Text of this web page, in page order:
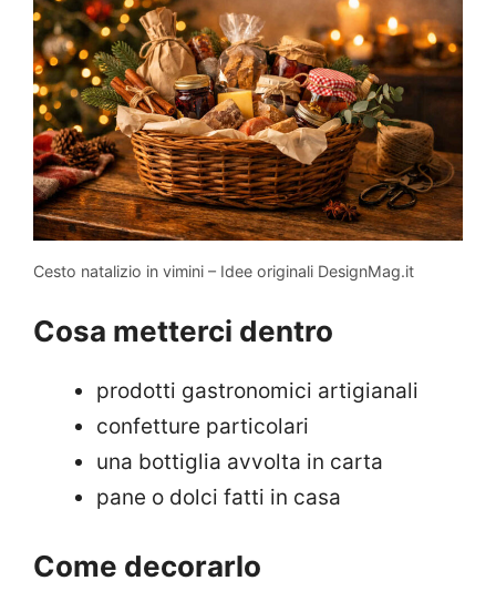
Cesto natalizio in vimini – Idee originali DesignMag.it
Cosa metterci dentro
prodotti gastronomici artigianali
confetture particolari
una bottiglia avvolta in carta
pane o dolci fatti in casa
Come decorarlo